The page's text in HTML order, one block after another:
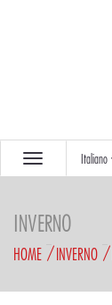
Italiano
INVERNO
HOME INVERNO